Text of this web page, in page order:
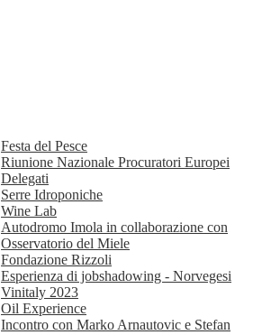
Festa del Pesce
Riunione Nazionale Procuratori Europei
Delegati
Serre Idroponiche
Wine Lab
Autodromo Imola in collaborazione con
Osservatorio del Miele
Fondazione Rizzoli
Esperienza di jobshadowing - Norvegesi
Vinitaly 2023
Oil Experience
Incontro con Marko Arnautovic e Stefan